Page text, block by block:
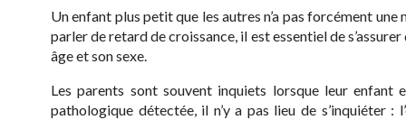
Un enfant plus petit que les autres n’a pas forcément
parler de retard de croissance, il est essentiel de
âge et son sexe.
Les parents sont souvent inquiets lorsque leur enfant
pathologique détectée, il n’y a pas lieu de s’inquiéter